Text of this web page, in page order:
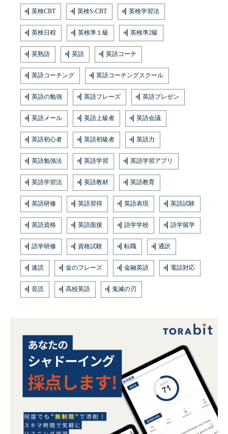
英検CBT 英検S-CBT 英検学習法
英検日程 英検準１級 英検準2級
英熟語 英語 英語コーチ
英語コーチング 英語コーチングスクール
英語の勉強 英語フレーズ 英語プレゼン
英語メール 英語上級者 英語会議
英語初心者 英語初級者 英語力
英語勉強法 英語学習 英語学習アプリ
英語学習法 英語教材 英語教育
英語研修 英語習得 英語表現 英語試験
英語資格 英語面接 語学学校 語学留学
語学研修 資格試験 転職 通訳
速読 金のフレーズ 金融英語 電話対応
音読 高校英語 鬼滅の刃